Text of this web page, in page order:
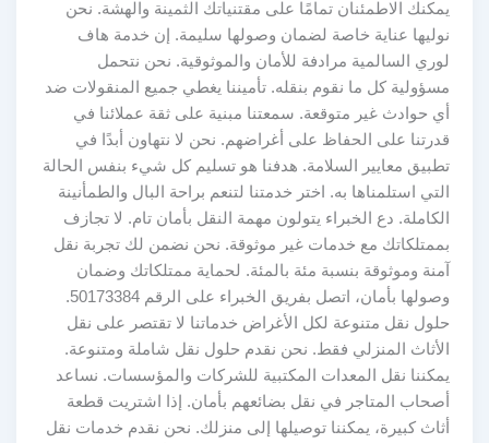
يمكنك الاطمئنان تمامًا على مقتنياتك الثمينة والهشة. نحن
نوليها عناية خاصة لضمان وصولها سليمة. إن خدمة هاف
لوري السالمية مرادفة للأمان والموثوقية. نحن نتحمل
مسؤولية كل ما نقوم بنقله. تأميننا يغطي جميع المنقولات ضد
أي حوادث غير متوقعة. سمعتنا مبنية على ثقة عملائنا في
قدرتنا على الحفاظ على أغراضهم. نحن لا نتهاون أبدًا في
تطبيق معايير السلامة. هدفنا هو تسليم كل شيء بنفس الحالة
التي استلمناها به. اختر خدمتنا لتنعم براحة البال والطمأنينة
الكاملة. دع الخبراء يتولون مهمة النقل بأمان تام. لا تجازف
بممتلكاتك مع خدمات غير موثوقة. نحن نضمن لك تجربة نقل
آمنة وموثوقة بنسبة مئة بالمئة. لحماية ممتلكاتك وضمان
وصولها بأمان، اتصل بفريق الخبراء على الرقم 50173384.
حلول نقل متنوعة لكل الأغراض خدماتنا لا تقتصر على نقل
الأثاث المنزلي فقط. نحن نقدم حلول نقل شاملة ومتنوعة.
يمكننا نقل المعدات المكتبية للشركات والمؤسسات. نساعد
أصحاب المتاجر في نقل بضائعهم بأمان. إذا اشتريت قطعة
أثاث كبيرة، يمكننا توصيلها إلى منزلك. نحن نقدم خدمات نقل